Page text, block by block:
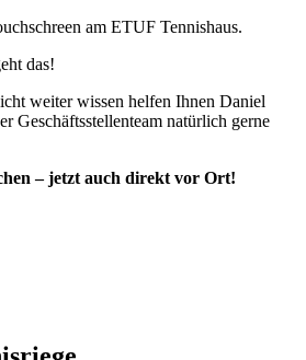
das!
weiter wissen helfen Ihnen Daniel
Geschäftsstellenteam natürlich gerne
– jetzt auch direkt vor Ort!